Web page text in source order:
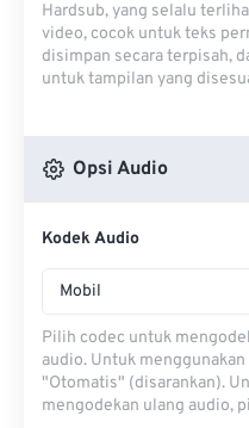
Hardsub, yang selalu
video, cocok untuk teks
disimpan secara terpisah,
untuk tampilan yang
Opsi Audio
Kodek Audio
Mobil
Pilih codec untuk
audio. Untuk
"Otomatis" (disarankan).
mengodekan ulang audio,